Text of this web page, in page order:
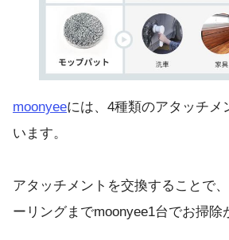
moonyeeには、4種類のアタッチメ
います。
アタッチメントを交換することで
ーリングまでmoonyee1台でお掃除